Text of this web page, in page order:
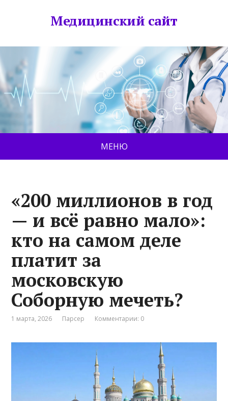
Медицинский сайт
МЕНЮ
«200 миллионов в год
— и всё равно мало»:
кто на самом деле
платит за
московскую
Соборную мечеть?
1 марта, 2026 Парсер Комментарии: 0